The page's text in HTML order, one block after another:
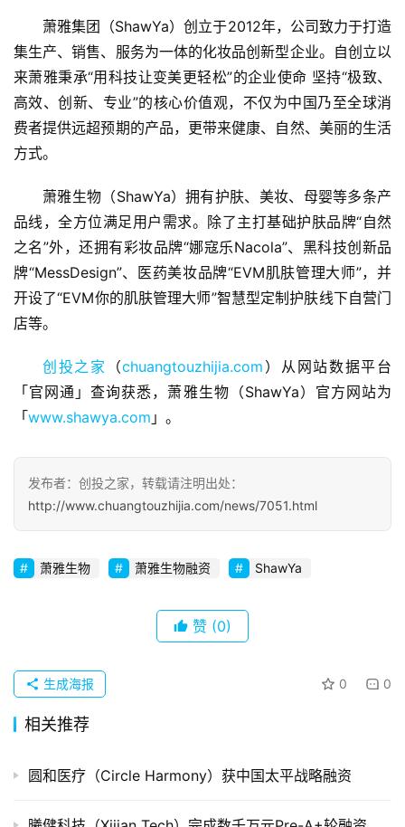
融
资
报
道
观
察
创
企
业
并
购
组
公
登录
萧雅集团（ShawYa）创立于2012年，公司致力于打造
集生产、销售、服务为一体的化妆品创新型企业。自创立以
来萧雅秉承“用科技让变美更轻松”的企业使命 坚持“极致、
高效、创新、专业”的核心价值观，不仅为中国乃至全球消
费者提供远超预期的产品，更带来健康、自然、美丽的生活
方式。
萧雅生物（ShawYa）拥有护肤、美妆、母婴等多条产
品线，全方位满足用户需求。除了主打基础护肤品牌“自然
之名”外，还拥有彩妆品牌“娜寇乐Nacola”、黑科技创新品
牌“MessDesign”、医药美妆品牌“EVM肌肤管理大师”，并
开设了“EVM你的肌肤管理大师”智慧型定制护肤线下自营门
店等。
创投之家 （chuangtouzhijia.com ）从网站数据平台
「官网通」查询获悉，萧雅生物（ShawYa）官方网站为
「www.shawya.com 」。
发布者：创投之家，转载请注明出处：
http://www.chuangtouzhijia.com/news/7051.html
萧雅生物 萧雅生物融资 ShawYa
赞 (0)
0 0
生成海报
相关推荐
圆和医疗（Circle Harmony）获中国太平战略融资